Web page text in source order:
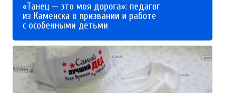
«Танец — это моя дорога»: педагог
из Каменска о призвании и работе
с особенными детьми